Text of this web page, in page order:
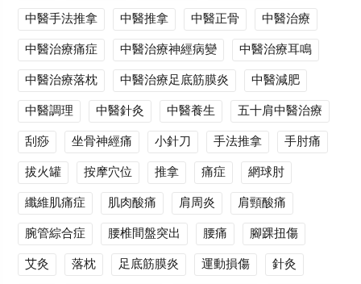
中醫手法推拿
中醫推拿 中醫正骨
中醫治療
中醫治療痛症
中醫治療神經病變
中醫治療耳鳴
中醫治療落枕
中醫治療足底筋膜炎
中醫減肥
中醫調理
中醫針灸 中醫養生
五十肩中醫治療
刮痧
坐骨神經痛 小針刀 手法推拿
手肘痛
拔火罐
按摩穴位 推拿 痛症
網球肘
纖維肌痛症
肌肉酸痛 肩周炎
肩頸酸痛
腕管綜合症
腰椎間盤突出 腰痛
腳踝扭傷
艾灸
落枕 足底筋膜炎 運動損傷
針灸